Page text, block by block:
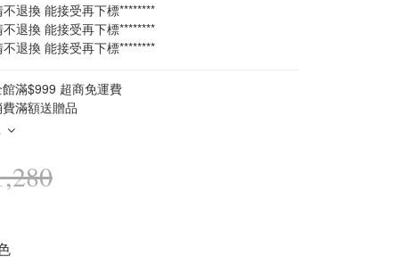
不退換 能接受再下標********
不退換 能接受再下標********
不退換 能接受再下標********
滿$999 超商免運費
滿額送贈品